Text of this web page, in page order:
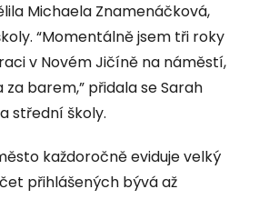
Michaela Znamenáčková,
“Momentálně jsem tři roky
v Novém Jičíně na náměstí,
barem,” přidala se Sarah
střední školy.
každoročně eviduje velký
přihlášených bývá až